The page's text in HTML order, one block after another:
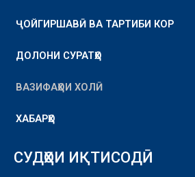
ҶОЙГИРШАВӢ ВА ТАРТИБИ КОР
ДОЛОНИ СУРАТҲО
ВАЗИФАҲОИ ХОЛӢ
ХАБАРҲО
СУДҲОИ ИҚТИСОДӢ